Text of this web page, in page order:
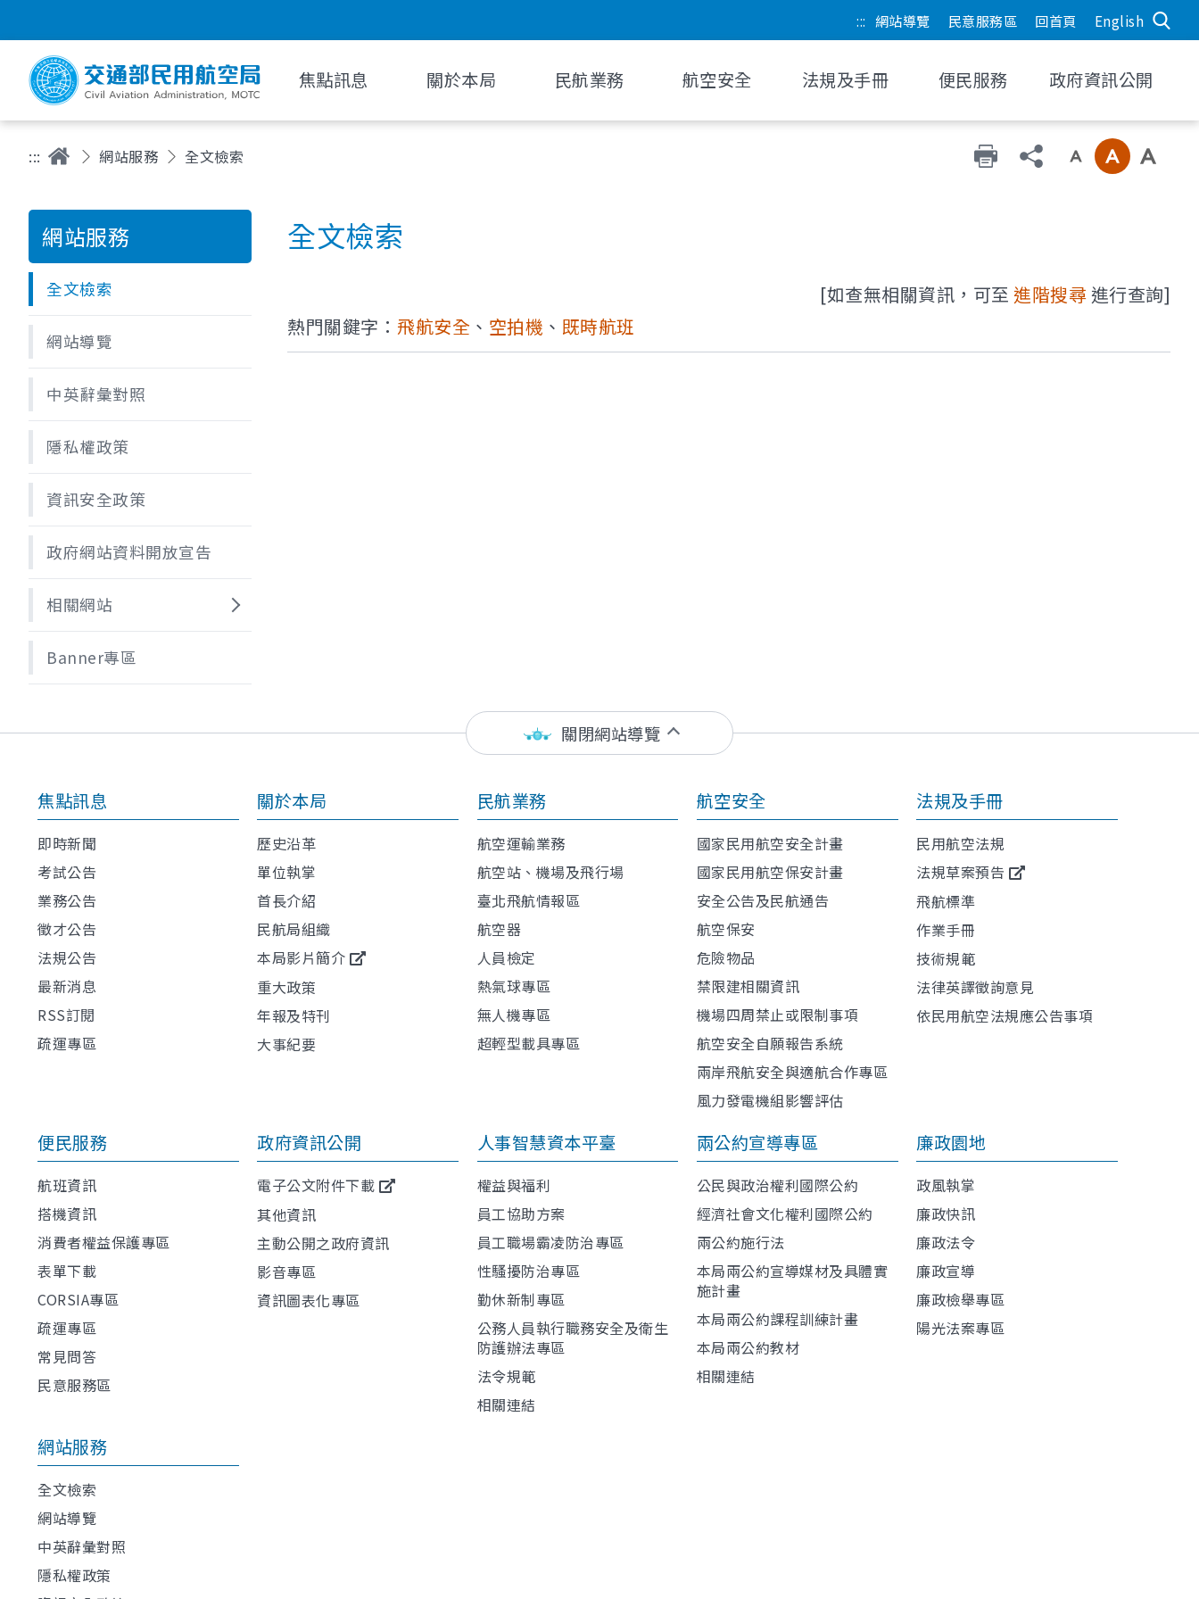
::: 網站導覽 民意服務區 回首頁 English
焦點訊息 關於本局 民航業務 航空安全 法規及手冊 便民服務 政府資訊公開
::: 網站服務 全文檢索
網站服務
全文檢索
網站導覽
中英辭彙對照
隱私權政策
資訊安全政策
政府網站資料開放宣告
相關網站
Banner專區
全文檢索
[如查無相關資訊，可至 進階搜尋進行查詢]
熱門關鍵字： 飛航安全 、 空拍機 、 既時航班
關閉網站導覽
焦點訊息
即時新聞
考試公告
業務公告
徵才公告
法規公告
最新消息
RSS訂閱
疏運專區
關於本局
歷史沿革
單位執掌
首長介紹
民航局組織
本局影片簡介
重大政策
年報及特刊
大事紀要
民航業務
航空運輸業務
航空站、機場及飛行場
臺北飛航情報區
航空器
人員檢定
熱氣球專區
無人機專區
超輕型載具專區
航空安全
國家民用航空安全計畫
國家民用航空保安計畫
安全公告及民航通告
航空保安
危險物品
禁限建相關資訊
機場四周禁止或限制事項
航空安全自願報告系統
兩岸飛航安全與適航合作專區
風力發電機組影響評估
法規及手冊
民用航空法規
法規草案預告
飛航標準
作業手冊
技術規範
法律英譯徵詢意見
依民用航空法規應公告事項
便民服務
航班資訊
搭機資訊
消費者權益保護專區
表單下載
CORSIA專區
疏運專區
常見問答
民意服務區
政府資訊公開
電子公文附件下載
其他資訊
主動公開之政府資訊
影音專區
資訊圖表化專區
人事智慧資本平臺
權益與福利
員工協助方案
員工職場霸凌防治專區
性騷擾防治專區
勤休新制專區
公務人員執行職務安全及衛生
防護辦法專區
法令規範
相關連結
兩公約宣導專區
公民與政治權利國際公約
經濟社會文化權利國際公約
兩公約施行法
本局兩公約宣導媒材及具體實
施計畫
本局兩公約課程訓練計畫
本局兩公約教材
相關連結
廉政園地
政風執掌
廉政快訊
廉政法令
廉政宣導
廉政檢舉專區
陽光法案專區
網站服務
全文檢索
網站導覽
中英辭彙對照
隱私權政策